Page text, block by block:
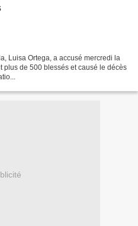
Luisa Ortega, a accusé mercredi la
de 500 blessés et causé le décès